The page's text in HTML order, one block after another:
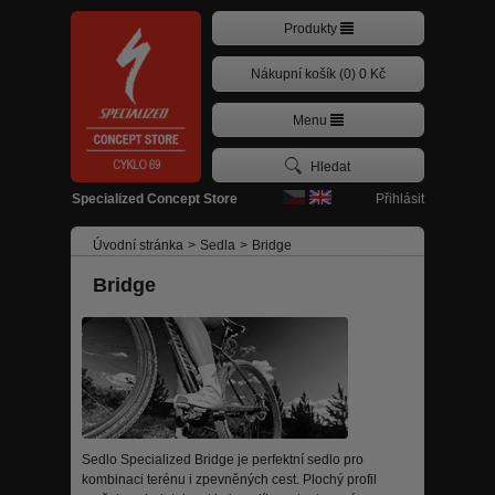
Specialized Concept Store Přihlásit
Produkty
Nákupní košík (0) 0 Kč
Menu
Úvodní stránka > Sedla > Bridge
Bridge
Sedlo Specialized Bridge je perfektní sedlo pro
kombinaci terénu i zpevněných cest. Plochý profil